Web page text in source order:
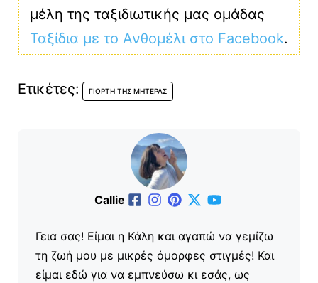
μέλη της ταξιδιωτικής μας ομάδας
Ταξίδια με το Ανθομέλι στο Facebook.
Ετικέτες: ΓΙΟΡΤΉ ΤΗΣ ΜΗΤΈΡΑΣ
Callie
Γεια σας! Είμαι η Κάλη και αγαπώ να γεμίζω
τη ζωή μου με μικρές όμορφες στιγμές! Και
είμαι εδώ για να εμπνεύσω κι εσάς, ως